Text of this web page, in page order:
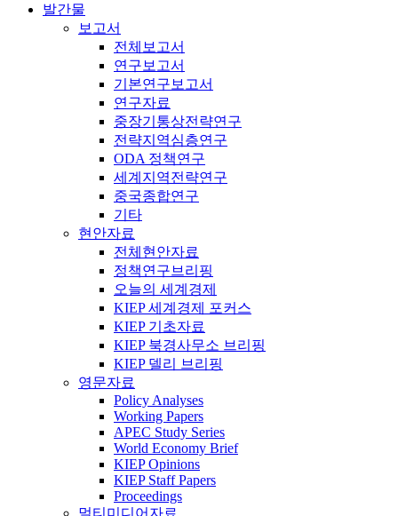
발간물
보고서
전체보고서
연구보고서
기본연구보고서
연구자료
중장기통상전략연구
전략지역심층연구
ODA 정책연구
세계지역전략연구
중국종합연구
기타
현안자료
전체현안자료
정책연구브리핑
오늘의 세계경제
KIEP 세계경제 포커스
KIEP 기초자료
KIEP 북경사무소 브리핑
KIEP 델리 브리핑
영문자료
Policy Analyses
Working Papers
APEC Study Series
World Economy Brief
KIEP Opinions
KIEP Staff Papers
Proceedings
멀티미디어자료